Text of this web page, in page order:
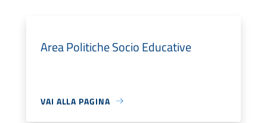
Area Politiche Socio Educative
VAI ALLA PAGINA